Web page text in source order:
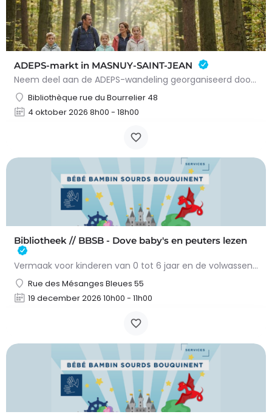
ADEPS-markt in MASNUY-SAINT-JEAN
Neem deel aan de ADEPS-wandeling georganiseerd doorASBL-manoeuvrein Masnuy-Saint-Jean. 🕒…
Bibliothèque rue du Bourrelier 48
4 oktober 2026 8h00 - 18h00
Bibliotheek // BBSB - Dove baby's en peuters lezen
Vermaak voor kinderen van 0 tot 6 jaar en de volwassenen die hen begeleiden.Gratis toegang zonder reservering…
Rue des Mésanges Bleues 55
19 december 2026 10h00 - 11h00